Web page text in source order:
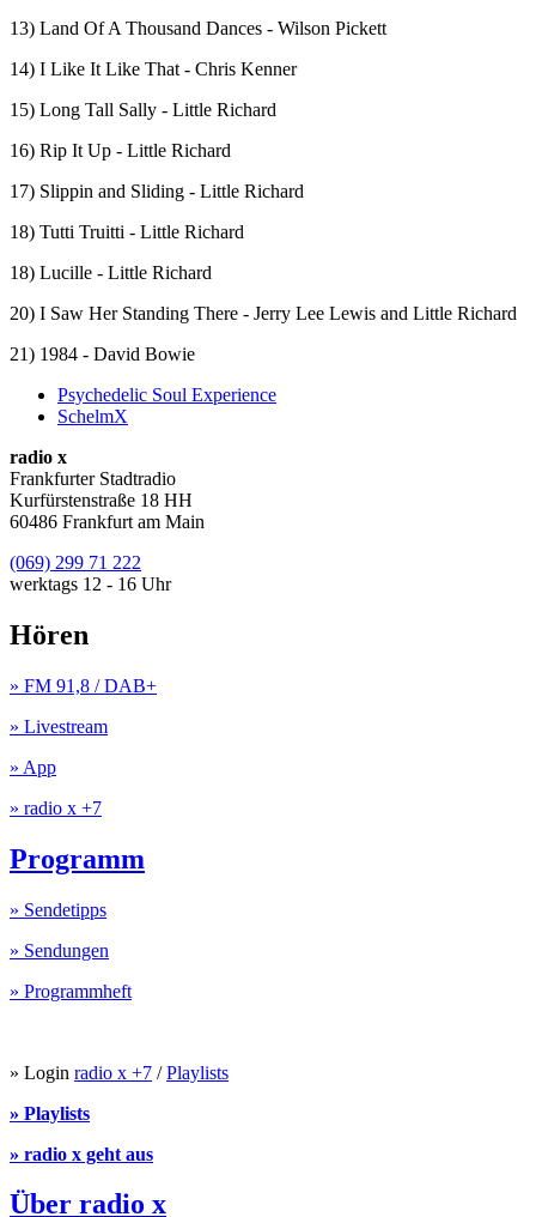
13) Land Of A Thousand Dances - Wilson Pickett
14) I Like It Like That - Chris Kenner
15) Long Tall Sally - Little Richard
16) Rip It Up - Little Richard
17) Slippin and Sliding - Little Richard
18) Tutti Truitti - Little Richard
18) Lucille - Little Richard
20) I Saw Her Standing There - Jerry Lee Lewis and Little Richard
21) 1984 - David Bowie
Psychedelic Soul Experience
SchelmX
radio x
Frankfurter Stadtradio
Kurfürstenstraße 18 HH
60486 Frankfurt am Main
(069) 299 71 222
werktags 12 - 16 Uhr
Hören
» FM 91,8 / DAB+
» Livestream
» App
» radio x +7
Programm
» Sendetipps
» Sendungen
» Programmheft
» Login radio x +7 /Playlists
» Playlists
» radio x geht aus
Über radio x